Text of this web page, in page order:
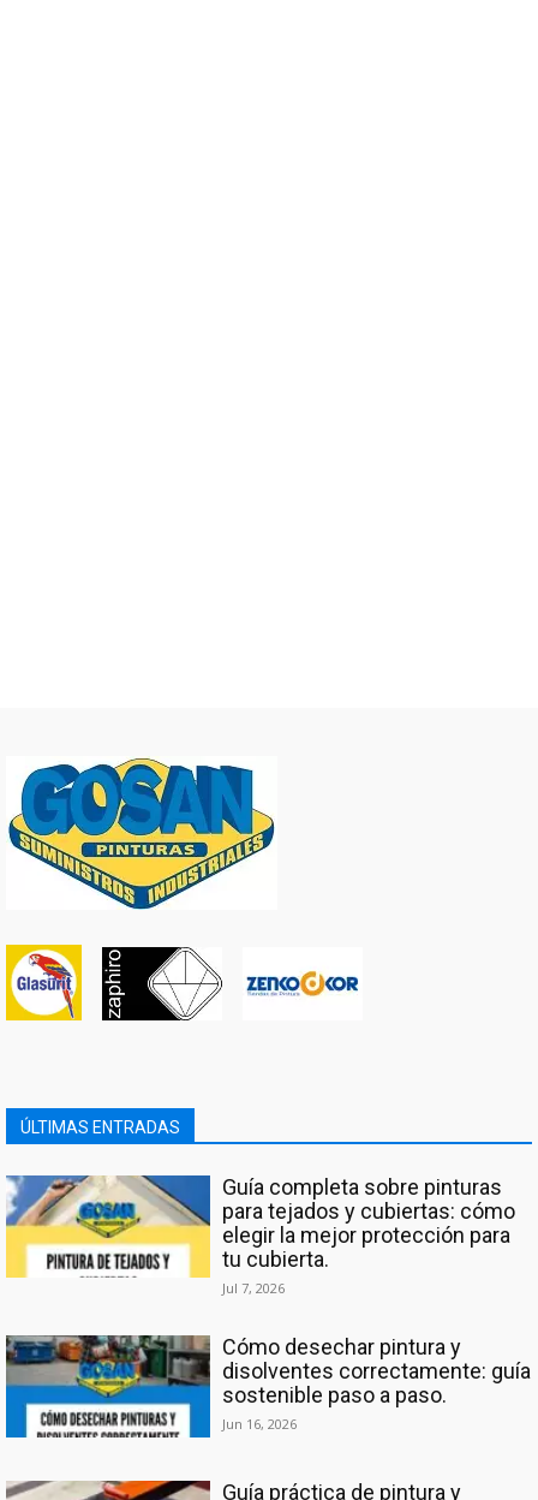
ÚLTIMAS ENTRADAS
Guía completa sobre pinturas
para tejados y cubiertas: cómo
elegir la mejor protección para
tu cubierta.
Jul 7, 2026
Cómo desechar pintura y
disolventes correctamente: guía
sostenible paso a paso.
Jun 16, 2026
Guía práctica de pintura y